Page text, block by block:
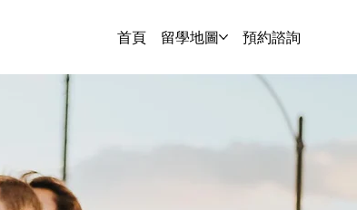
首頁 留學地圖 預約諮詢